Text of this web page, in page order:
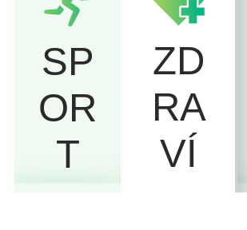
SP
OR
T
ZD
RA
VÍ